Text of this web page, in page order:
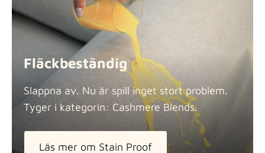
Fläckbeständig
Slappna av. Nu är spill inget stort problem.
Tyger i kategorin: Cashmere Blends.
Läs mer om Stain Proof